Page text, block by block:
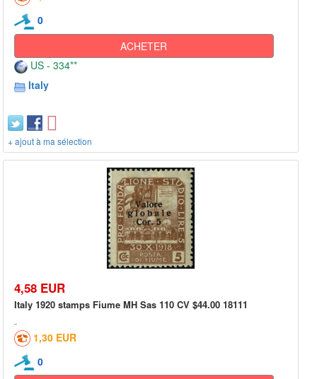
0
ACHETER
US - 334**
Italy
+ ajout à ma sélection
4,58 EUR
Italy 1920 stamps Fiume MH Sas 110 CV $44.00 18111
1,30 EUR
0